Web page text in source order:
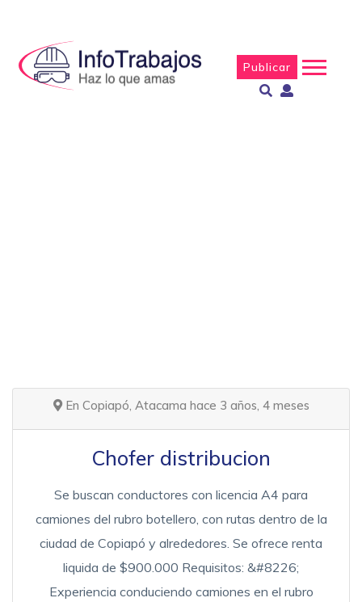
Publicar
En Copiapó, Atacama hace 3 años, 4 meses
Chofer distribucion
Se buscan conductores con licencia A4 para
camiones del rubro botellero, con rutas dentro de la
ciudad de Copiapó y alrededores. Se ofrece renta
liquida de $900.000 Requisitos: &#8226;
Experiencia conduciendo camiones en el rubro